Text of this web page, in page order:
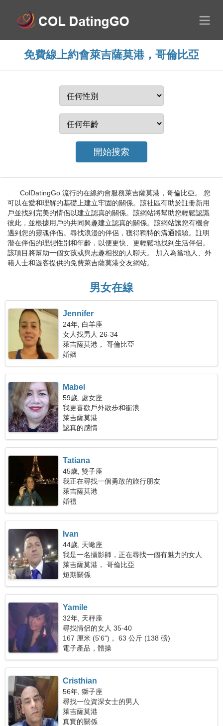
免費線上約會萊吉薩莫港，哥倫比亞
ColDatingGo 流行的在線約會服務萊吉薩莫港，哥倫比亞。 您
可以在愛和理解的基礎上建立牢固的關係。該社區有助於註冊新用
戶並找到完美的情侶以建立認真的關係。該網站將幫助您輕鬆認識
彼此，並根據用戶的共同興趣建立認真的關係。該網站讓您有機會
遇到您的靈魂伴侶。尋找浪漫的伴侶，獲得獨特的溝通體驗。註明
潛在伴侶的理想性別和年齡，以便更快、更輕鬆地找到生活伴侶。
該項目將幫助一個女孩或與志趣相投的人聊天。 加入為當地人、外
籍人士和遊客提供的免費萊吉薩莫港交友網站。
男女在線
Jennifer
24年, 白羊座
女人找男人 26-34
萊吉薩莫港， 哥倫比亞
婚姻
Mabel
59歲, 處女座
我更喜歡戶外散步和衝浪
萊吉薩莫港
認真的感情
Tatiana
45歲, 雙子座
我正在尋找一個勇敢的旅行朋友
萊吉薩莫港
婚禮
Ivan
44歲, 天蠍座
我是一名攝影師，正在尋找一個有魅力的女人
萊吉薩莫港， 哥倫比亞
短期關係
Yamile
32年, 天秤座
尋找情侶的女人 35-40
167 厘米 (5'6")， 63 公斤 (138 磅)
電子產品，體操
Cristhian
56年, 獅子座
尋找一位資深女士的男人
萊吉薩莫港
真實的關係